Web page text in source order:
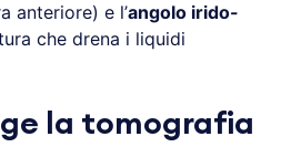
anteriore) e l’angolo irido-
che drena i liquidi
la tomografia